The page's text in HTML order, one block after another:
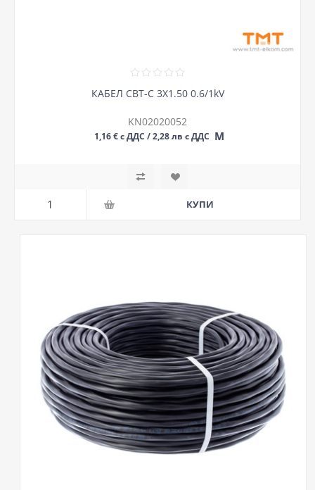
КАБЕЛ СВТ-С 3Х1.50 0.6/1kV
KN02020052
1,16 € с ДДС / 2,28 лв с ДДС М